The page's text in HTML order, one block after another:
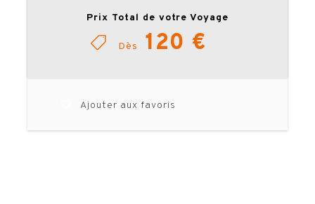
Prix Total de votre Voyage
Dès 120 €
Ajouter aux favoris
semaines avant le match.